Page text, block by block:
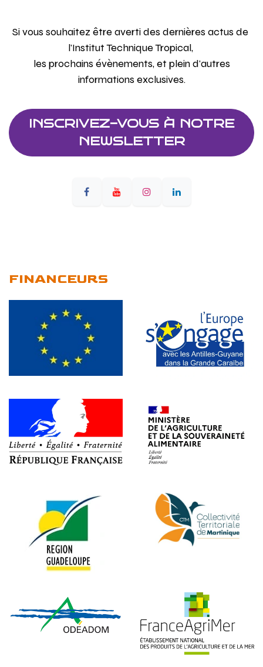
Si vous souhaitez être averti des dernières actus de
l'Institut Technique Tropical,
les prochains évènements, et plein d'autres
informations exclusives.
INSCRIVEZ-VOUS À NOTRE
NEWSLETTER
FINANCEURS